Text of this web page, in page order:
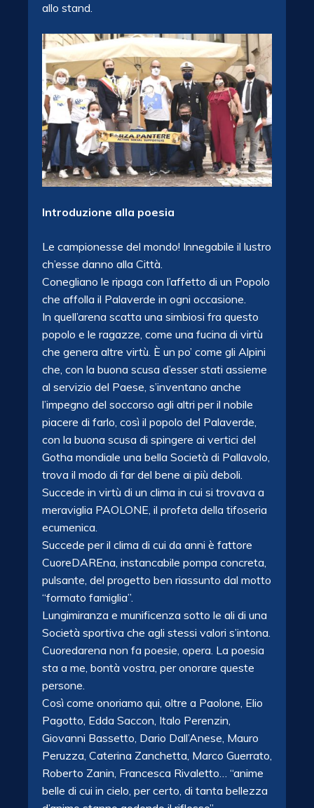
allo stand.
Introduzione alla poesia
Le campionesse del mondo! Innegabile il lustro
ch’esse danno alla Città.
Conegliano le ripaga con l’affetto di un Popolo
che affolla il Palaverde in ogni occasione.
In quell’arena scatta una simbiosi fra questo
popolo e le ragazze, come una fucina di virtù
che genera altre virtù. È un po’ come gli Alpini
che, con la buona scusa d’esser stati assieme
al servizio del Paese, s’inventano anche
l’impegno del soccorso agli altri per il nobile
piacere di farlo,​ così il popolo del Palaverde,
con la buona scusa di spingere ai vertici del
Gotha mondiale una bella Società di Pallavolo,
trova il modo di far del bene ai più deboli.
Succede in virtù di un clima in cui si trovava a
meraviglia PAOLONE, il profeta della tifoseria
ecumenica.
Succede per il clima di cui da anni è fattore
CuoreDAREna, instancabile pompa concreta,
pulsante, del progetto ben riassunto dal motto
“formato famiglia”.
Lungimiranza e munificenza sotto le ali di una
Società sportiva che agli stessi valori s’intona.
Cuoredarena non fa poesie, opera. La poesia
sta a me, bontà vostra, per onorare queste
persone.
Così come onoriamo qui, oltre a Paolone, Elio
Pagotto, Edda Saccon, Italo Perenzin,
Giovanni Bassetto, Dario Dall’Anese, Mauro
Peruzza,​ Caterina Zanchetta, Marco Guerrato,
Roberto Zanin, Francesca Rivaletto… “anime
belle di cui in cielo, per certo, di tanta bellezza